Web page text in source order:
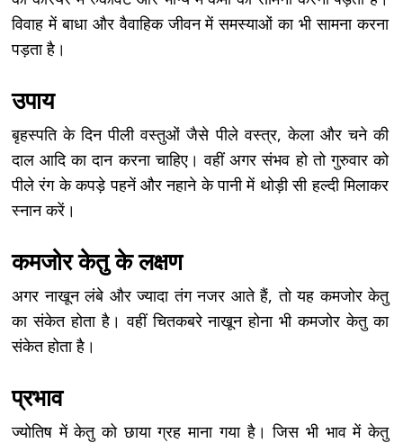
विवाह में बाधा और वैवाहिक जीवन में समस्याओं का भी सामना करना
पड़ता है।
उपाय
बृहस्पति के दिन पीली वस्तुओं जैसे पीले वस्त्र, केला और चने की
दाल आदि का दान करना चाहिए। वहीं अगर संभव हो तो गुरुवार को
पीले रंग के कपड़े पहनें और नहाने के पानी में थोड़ी सी हल्दी मिलाकर
स्नान करें।
कमजोर केतु के लक्षण
अगर नाखून लंबे और ज्यादा तंग नजर आते हैं, तो यह कमजोर केतु
का संकेत होता है। वहीं चितकबरे नाखून होना भी कमजोर केतु का
संकेत होता है।
प्रभाव
ज्योतिष में केतु को छाया ग्रह माना गया है। जिस भी भाव में केतु